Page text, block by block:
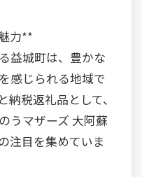
力**
益城町は、豊かな
感じられる地域で
税返礼品として、
うマザーズ 大阿蘇
注目を集めていま